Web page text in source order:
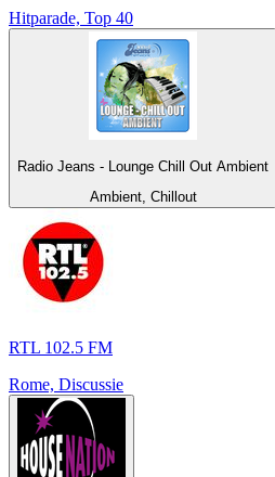
Hitparade, Top 40
Radio Jeans - Lounge Chill Out Ambient
Ambient, Chillout
RTL 102.5 FM
Rome, Discussie